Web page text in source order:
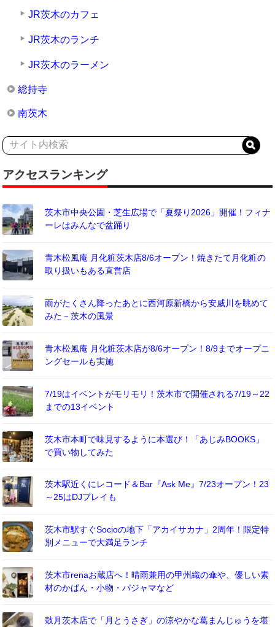
JR茨木のカフェ
JR茨木のランチ
JR茨木のラーメン
総持寺
南茨木
アクセスランキング
茨木市中央公園・芝生広場で「夏祭り2026」開催！フィナ
ーレはみんなで盆踊り
青木松風庵 月化粧茨木店8/6オープン！焼きたて月化粧の
取り扱いもある直営店
雨がたくさん降ったあとに西河原新橋から安威川を眺めて
みた－茨木の風景
青木松風庵 月化粧茨木店が8/6オープン！8/9までオープニ
ングセールも実施
7/19はイベントがモリモリ！茨木市で開催される7/19～22
までの13イベント
茨木市本町で味見するように本選び！「あじみBOOKS」
で買い物してみた
茨木駅近くにレコード＆Bar『Ask Me』7/23オープン！23
～25はDJプレイも
茨木市駅すぐSocioの地下「アカイサカナ」2周年！限定特
別メニューで大満足ランチ
茨木市renaお蔵店へ！晴雨兼用の甲州織の傘や、優しい素
材のかばん・小物・パジャマなど
鼓月茨木店で「月とうさぎ」の涼やかな葛まんじゅうを堪